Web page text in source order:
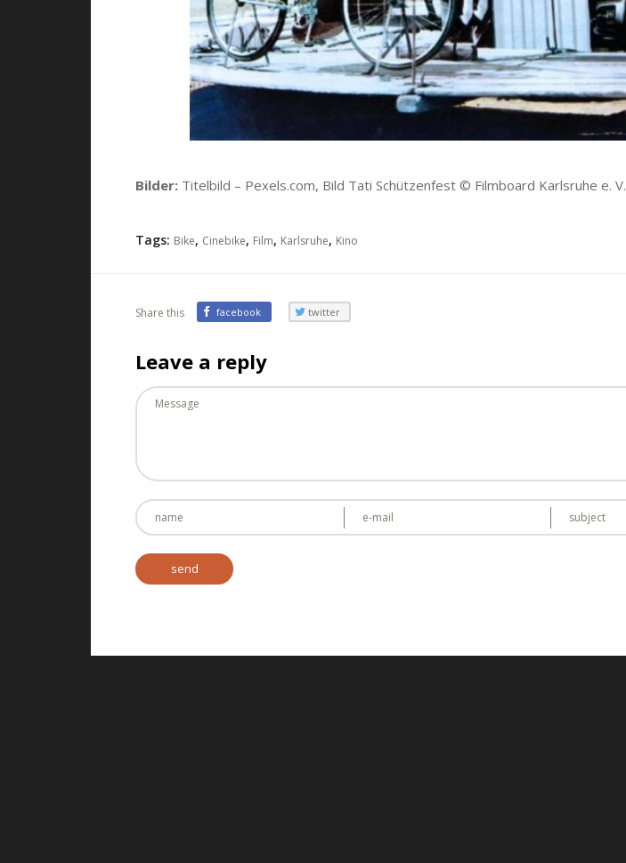
Bilder: Titelbild – Pexels.com, Bild Tati Schützenfest © Filmboard Karlsruhe e. V.
Tags: Bike, Cinebike, Film, Karlsruhe, Kino
Share this facebook twitter
Leave a reply